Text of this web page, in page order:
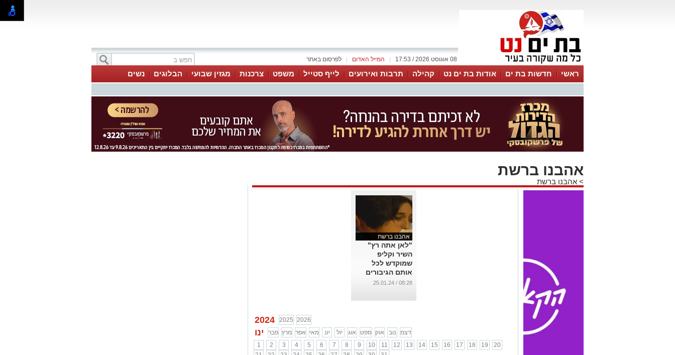
לפרסום באתר המייל האדום 08 אוגוסט 2026 / 17:53
ראשי חדשות בת ים אודות בת ים נט קהילה תרבות ואירועים לייף סטייל משפט צרכנות מגזין שבועי הבלוגים נשים
אהבנו ברשת
> אהבנו ברשת
אהבנו ברשת
"לאן אתה רץ"
השיר וקליפ
שמוקדש לכל
אותם הגיבורים
שלא חשבו
להציל חיים ב7
08:28 / 25.01.24
2024 2025 2026
ינו פבר מרץ אפר מאי יונ יול אוג ספט אוק נוב
דצמ
1
2 3 4 5 6 7 8 9 10 11 12 13 14 15 16 17 18 19
20